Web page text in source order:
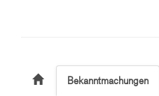
Bekanntmachungen